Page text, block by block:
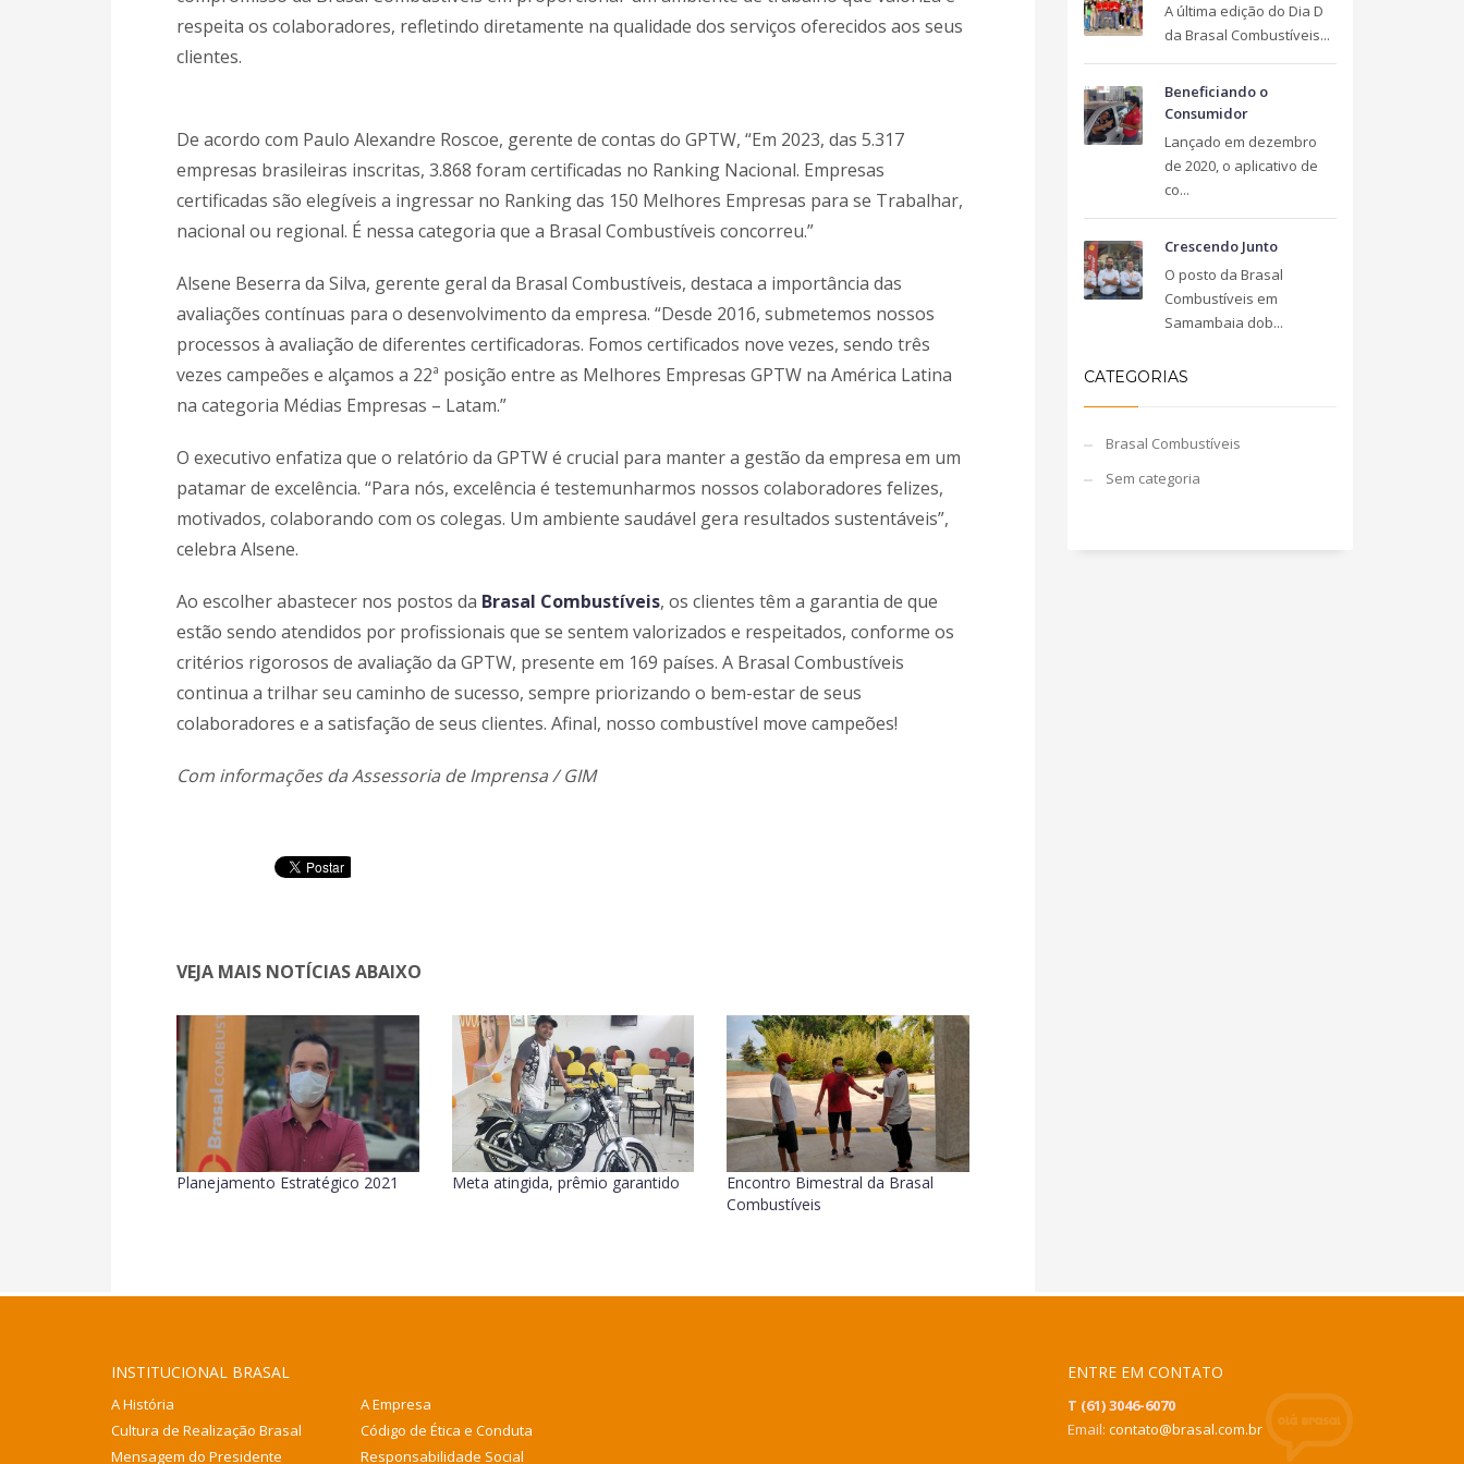
respeita os colaboradores, refletindo diretamente na qualidade dos serviços oferecidos aos seus
clientes.
De acordo com Paulo Alexandre Roscoe, gerente de contas do GPTW, “Em 2023, das 5.317
empresas brasileiras inscritas, 3.868 foram certificadas no Ranking Nacional. Empresas
certificadas são elegíveis a ingressar no Ranking das 150 Melhores Empresas para se Trabalhar,
nacional ou regional. É nessa categoria que a Brasal Combustíveis concorreu.”
Alsene Beserra da Silva, gerente geral da Brasal Combustíveis, destaca a importância das
avaliações contínuas para o desenvolvimento da empresa. “Desde 2016, submetemos nossos
processos à avaliação de diferentes certificadoras. Fomos certificados nove vezes, sendo três
vezes campeões e alçamos a 22ª posição entre as Melhores Empresas GPTW na América Latina
na categoria Médias Empresas – Latam.”
O executivo enfatiza que o relatório da GPTW é crucial para manter a gestão da empresa em um
patamar de excelência. “Para nós, excelência é testemunharmos nossos colaboradores felizes,
motivados, colaborando com os colegas. Um ambiente saudável gera resultados sustentáveis”,
celebra Alsene.
Ao escolher abastecer nos postos da Brasal Combustíveis, os clientes têm a garantia de que
estão sendo atendidos por profissionais que se sentem valorizados e respeitados, conforme os
critérios rigorosos de avaliação da GPTW, presente em 169 países. A Brasal Combustíveis
continua a trilhar seu caminho de sucesso, sempre priorizando o bem-estar de seus
colaboradores e a satisfação de seus clientes. Afinal, nosso combustível move campeões!
Com informações da Assessoria de Imprensa / GIM
VEJA MAIS NOTÍCIAS ABAIXO
Planejamento Estratégico 2021 Meta atingida, prêmio garantido
Encontro Bimestral da Brasal
Combustíveis
A última edição do Dia D
da Brasal Combustíveis...
Beneficiando o
Consumidor
Lançado em dezembro
de 2020, o aplicativo de
co...
Crescendo Junto
O posto da Brasal
Combustíveis em
Samambaia dob...
CATEGORIAS
Brasal Combustíveis
Sem categoria
INSTITUCIONAL BRASAL
A História
A Empresa
Cultura de Realização Brasal
Código de Ética e Conduta
Mensagem do Presidente
Responsabilidade Social
ENTRE EM CONTATO
T (61) 3046-6070
Email: contato@brasal.com.br